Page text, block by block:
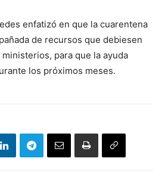
enfatizó en que la cuarentena
de recursos que debiesen
para que la ayuda
los próximos meses.